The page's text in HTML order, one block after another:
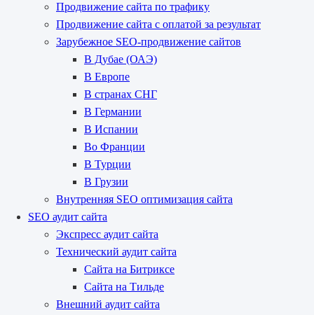
Продвижение сайта по трафику
Продвижение сайта с оплатой за результат
Зарубежное SEO-продвижение сайтов
В Дубае (ОАЭ)
В Европе
В странах СНГ
В Германии
В Испании
Во Франции
В Турции
В Грузии
Внутренняя SEO оптимизация сайта
SEO аудит сайта
Экспресс аудит сайта
Технический аудит сайта
Сайта на Битриксе
Сайта на Тильде
Внешний аудит сайта